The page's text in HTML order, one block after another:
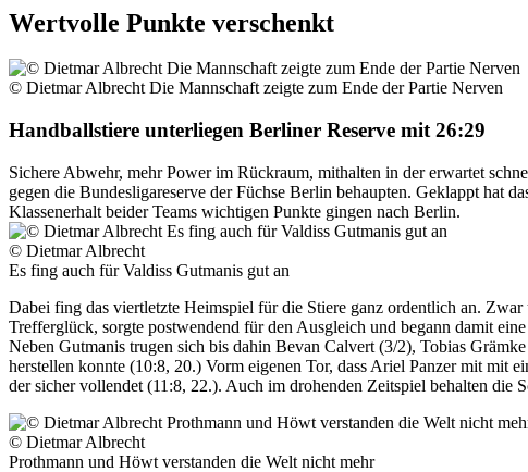
Wertvolle Punkte verschenkt
© Dietmar Albrecht Die Mannschaft zeigte zum Ende der Partie Nerven
Handballstiere unterliegen Berliner Reserve mit 26:29
Sichere Abwehr, mehr Power im Rückraum, mithalten in der erwartet
gegen die Bundesligareserve der Füchse Berlin behaupten. Geklappt hat
Klassenerhalt beider Teams wichtigen Punkte gingen nach Berlin.
© Dietmar Albrecht
Es fing auch für Valdiss Gutmanis gut an
Dabei fing das viertletzte Heimspiel für die Stiere ganz ordentlich an.
Trefferglück, sorgte postwendend für den Ausgleich und begann damit
Neben Gutmanis trugen sich bis dahin Bevan Calvert (3/2), Tobias
herstellen konnte (10:8, 20.) Vorm eigenen Tor, dass Ariel Panzer mit mit
der sicher vollendet (11:8, 22.). Auch im drohenden Zeitspiel behalten die
© Dietmar Albrecht
Prothmann und Höwt verstanden die Welt nicht mehr